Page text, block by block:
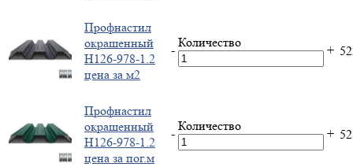
Профнастил
окрашенный
Н126-978-1.2
цена за м2
-
Количество
+
Профнастил
окрашенный
Н126-978-1.2
цена за пог.м
-
Количество
+